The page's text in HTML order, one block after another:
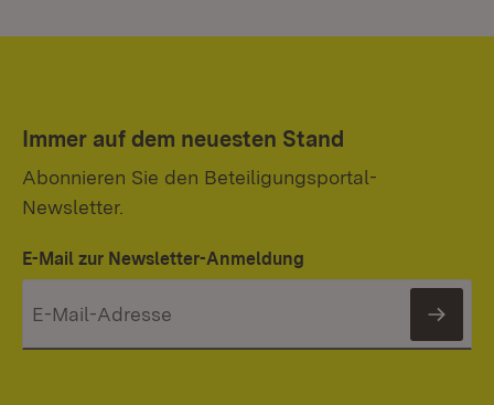
Immer auf dem neuesten Stand
Abonnieren Sie den Beteiligungsportal-
Newsletter.
E-Mail zur Newsletter-Anmeldung